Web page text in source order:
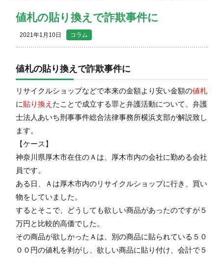
値札の貼り換えで詐欺事件に
2021年1月10日 コラム
値札の貼り換えで詐欺事件に
リサイクルショップなどで本来の金額より安い金額の値札
に貼り換え たことで成立する罪と弁護活動について、弁護
士法人あいち刑事事件総合法律事務所横浜支部が解説致し
ます。
【ケース】
神奈川県厚木市在住のＡは、厚木市内の会社に勤める会社
員です。
ある日、Ａは厚木市内のリサイクルショップに行き、買い
物をしていました。
するとそこで、どうしても欲しい商品があったのですが５
万円と比較的高価でした。
その商品が欲しかったＡは、別の商品に貼られている５０
００円の値札を剥がし、欲しい商品に貼り付け、会計で５